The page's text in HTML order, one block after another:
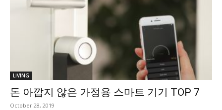
LIVING
돈 아깝지 않은 가정용 스마트 기기 TOP 7
October 28, 2019